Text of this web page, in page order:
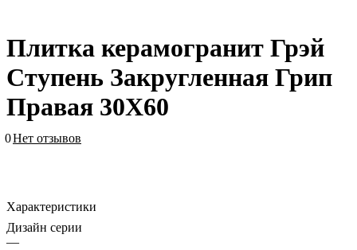
Плитка керамогранит Грэй
Ступень Закругленная Грип
Правая 30X60
0Нет отзывов
Характеристики
Дизайн серии
—